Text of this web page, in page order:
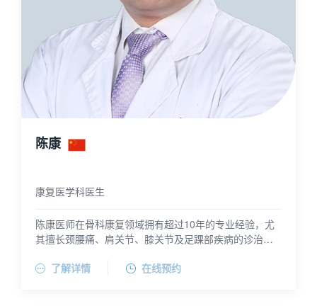
陈康
康复医学科医生
陈康医师在骨科康复领域拥有超过10年的专业经验，尤
其擅长颈腰痛、肩关节、膝关节及足踝部疾病的诊治和
术后的康复评定及治疗，特别是在下肢损伤后的康复方
运动康复认证和功能性贴扎技术认证。目前，陈康医师
了解详情 在线预约